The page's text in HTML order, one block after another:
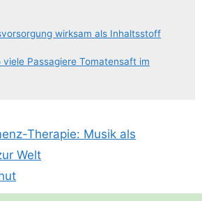
wirk­sam als Inhalts­stoff
vie­le Pas­sa­gie­re Toma­ten­saft im
Therapie: Musik als
Welt